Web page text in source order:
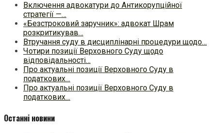
Включення адвокатури до Антикорупційної
стратегії —…
«Безстроковий заручник»: адвокат Шрам
розкритикував…
Втручання суду в дисциплінарні процедури щодо…
Чотири позиції Верховного Суду щодо
відповідальності…
Про актуальні позиції Верховного Суду в
податкових…
Про актуальні позиції Верховного Суду в
податкових…
Останні новини